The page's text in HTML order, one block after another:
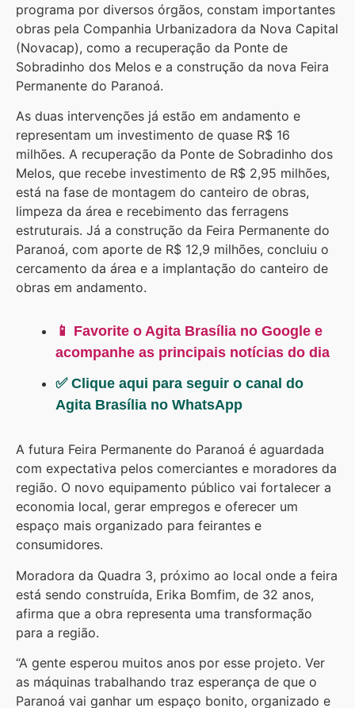
programa por diversos órgãos, constam importantes
obras pela Companhia Urbanizadora da Nova Capital
(Novacap), como a recuperação da Ponte de
Sobradinho dos Melos e a construção da nova Feira
Permanente do Paranoá.
As duas intervenções já estão em andamento e
representam um investimento de quase R$ 16
milhões. A recuperação da Ponte de Sobradinho dos
Melos, que recebe investimento de R$ 2,95 milhões,
está na fase de montagem do canteiro de obras,
limpeza da área e recebimento das ferragens
estruturais. Já a construção da Feira Permanente do
Paranoá, com aporte de R$ 12,9 milhões, concluiu o
cercamento da área e a implantação do canteiro de
obras em andamento.
📱 Favorite o Agita Brasília no Google e
acompanhe as principais notícias do dia
✅ Clique aqui para seguir o canal do
Agita Brasília no WhatsApp
A futura Feira Permanente do Paranoá é aguardada
com expectativa pelos comerciantes e moradores da
região. O novo equipamento público vai fortalecer a
economia local, gerar empregos e oferecer um
espaço mais organizado para feirantes e
consumidores.
Moradora da Quadra 3, próximo ao local onde a feira
está sendo construída, Erika Bomfim, de 32 anos,
afirma que a obra representa uma transformação
para a região.
“A gente esperou muitos anos por esse projeto. Ver
as máquinas trabalhando traz esperança de que o
Paranoá vai ganhar um espaço bonito, organizado e